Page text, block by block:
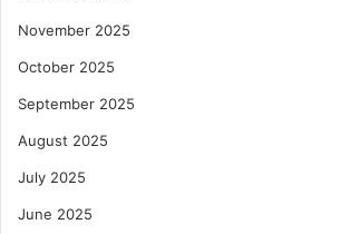
November 2025
October 2025
September 2025
August 2025
July 2025
June 2025